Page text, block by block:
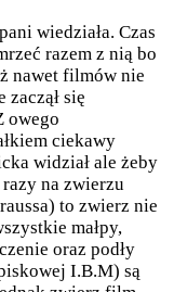
wiedziała. Czas
razem z nią bo
nawet filmów nie
się
owego
ciekawy
widział ale żeby
na zwierzu
to zwierz nie
małpy,
oraz podły
I.B.M) są